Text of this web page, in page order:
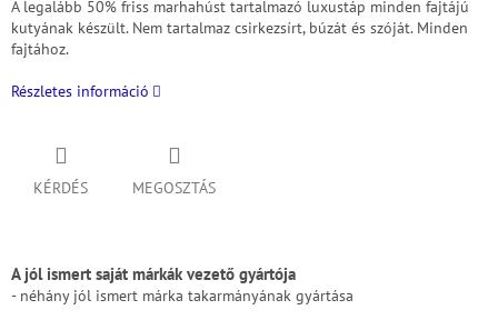
A legalább 50% friss marhahúst tartalmazó luxustáp minden fajtájú
kutyának készült. Nem tartalmaz csirkezsírt, búzát és szóját. Minden
fajtához.
Részletes információ
KÉRDÉS MEGOSZTÁS
A jól ismert saját márkák vezető gyártója
- néhány jól ismert márka takarmányának gyártása